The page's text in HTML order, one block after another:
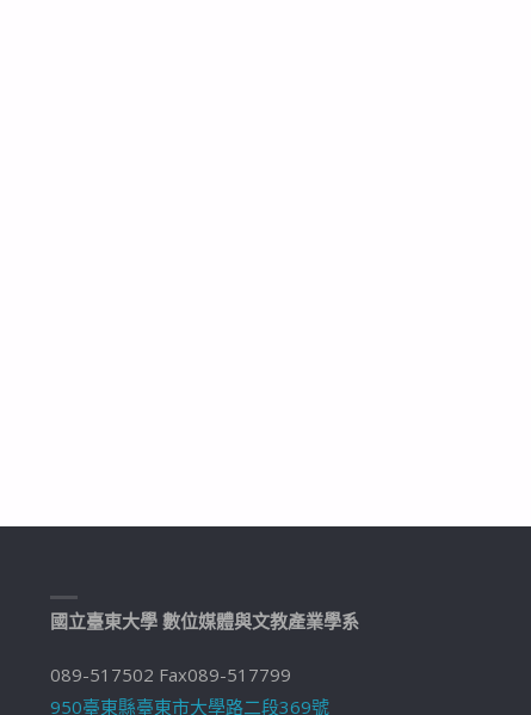
國立臺東大學 數位媒體與文教產業學系
089-517502 Fax089-517799
950臺東縣臺東市大學路二段369號